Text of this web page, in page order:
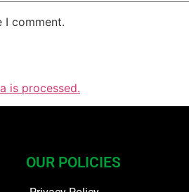
I comment.
is processed.
OUR POLICIES